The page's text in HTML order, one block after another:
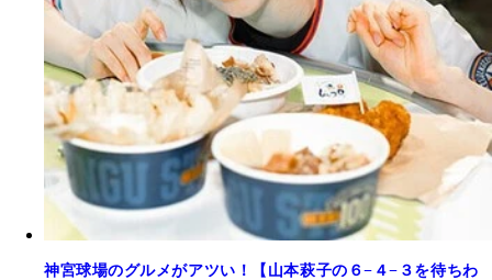
神宮球場のグルメがアツい！【山本萩子の６−４−３を待ちわ